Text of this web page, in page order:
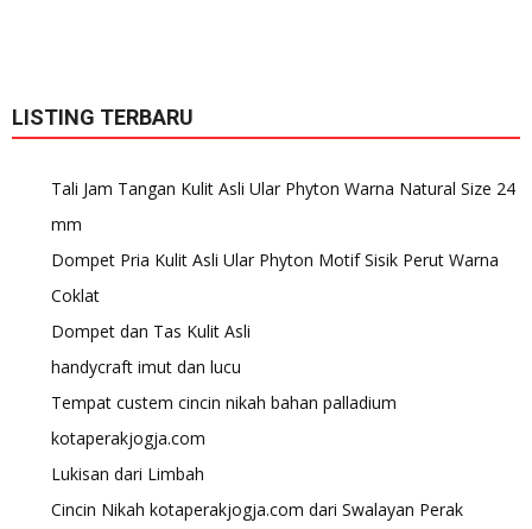
LISTING TERBARU
Tali Jam Tangan Kulit Asli Ular Phyton Warna Natural Size 24
mm
Dompet Pria Kulit Asli Ular Phyton Motif Sisik Perut Warna
Coklat
Dompet dan Tas Kulit Asli
handycraft imut dan lucu
Tempat custem cincin nikah bahan palladium
kotaperakjogja.com
Lukisan dari Limbah
Cincin Nikah kotaperakjogja.com dari Swalayan Perak